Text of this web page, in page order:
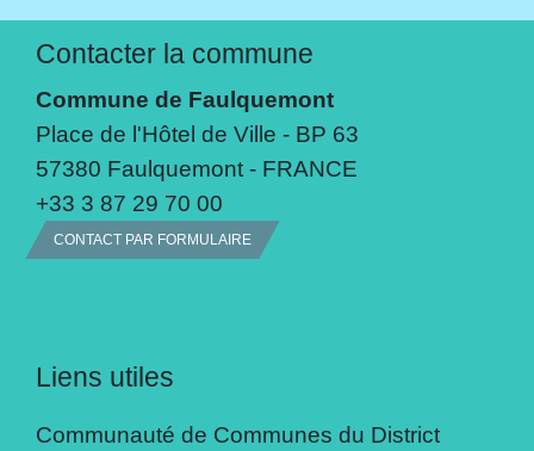
Contacter la commune
Commune de Faulquemont
Place de l'Hôtel de Ville - BP 63
57380 Faulquemont - FRANCE
+33 3 87 29 70 00
CONTACT PAR FORMULAIRE
Liens utiles
Communauté de Communes du District